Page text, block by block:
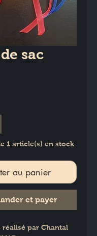
sac
1 article(s) en stock
au panier
et payer
réalisé par Chantal